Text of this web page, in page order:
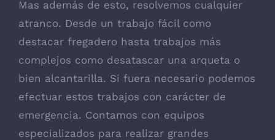
Mas además de esto, resolvemos cualquier
atranco. Desde un trabajo fácil como
destacar fregadero hasta trabajos más
complejos como desatascar una arqueta o
bien alcantarilla. Si fuera necesario podemos
efectuar estos trabajos con carácter de
emergencia. Contamos con equipos
especializados para realizar grandes